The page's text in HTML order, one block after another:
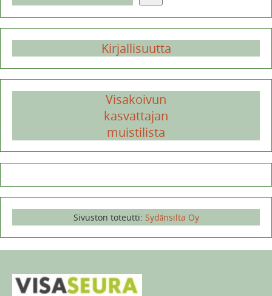
Kirjallisuutta
Visakoivun
kasvattajan
muistilista
Sivuston toteutti: Sydänsilta Oy